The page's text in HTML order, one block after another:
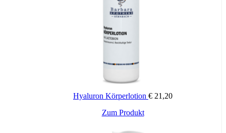
Hyaluron Körperlotion € 21,20
Zum Produkt